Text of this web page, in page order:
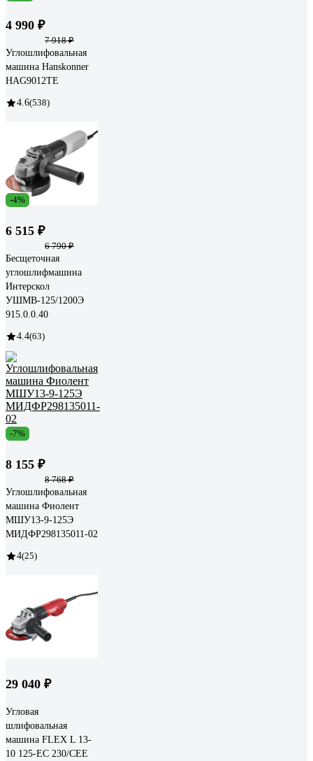
4 990 ₽
7 918 ₽
Углошлифовальная
машина Hanskonner
HAG9012TE
4.6(538)
-4%
6 515 ₽
6 790 ₽
Бесщеточная
углошлифмашина
Интерскол
УШМВ-125/1200Э
915.0.0.40
4.4(63)
-7%
8 155 ₽
8 768 ₽
Углошлифовальная
машина Фиолент
МШУ13-9-125Э
МИДФР298135011-02
4(25)
29 040 ₽
Угловая
шлифовальная
машина FLEX L 13-
10 125-EC 230/CEE